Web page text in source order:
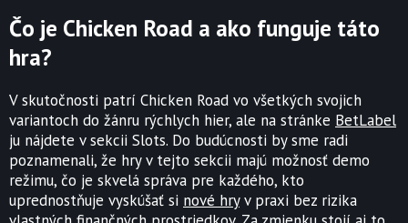
Čo je Chicken Road a ako funguje táto
hra?
V skutočnosti patrí Chicken Road vo všetkých svojich
variantoch do žánru rýchlych hier, ale na stránke BetLabel
ju nájdete v sekcii Slots. Do budúcnosti by sme radi
poznamenali, že hry v tejto sekcii majú možnosť demo
režimu, čo je skvelá správa pre každého, kto
uprednostňuje vyskúšať si nové hryv praxi bez rizika